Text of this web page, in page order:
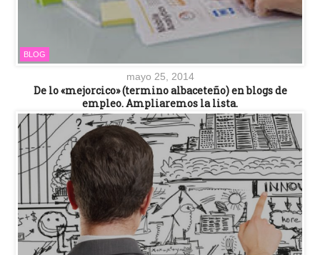
BLOG
mayo 25, 2014
De lo «mejorcico» (termino albaceteño) en blogs de
empleo. Ampliaremos la lista.